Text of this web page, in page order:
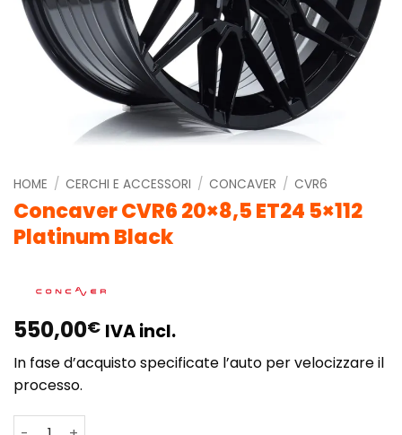
HOME / CERCHI E ACCESSORI / CONCAVER / CVR6
Concaver CVR6 20×8,5 ET24 5×112
Platinum Black
550,00€ IVA incl.
In fase d’acquisto specificate l’auto per velocizzare il
processo.
Concaver CVR6 20x8,5 ET24 5x112 Platinum Black